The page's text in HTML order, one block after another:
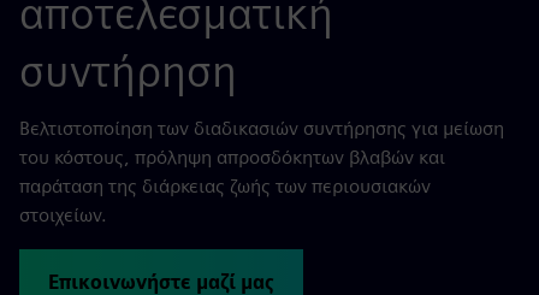
αποτελεσματική
συντήρηση
Βελτιστοποίηση των διαδικασιών συντήρησης για μείωση
του κόστους, πρόληψη απροσδόκητων βλαβών και
παράταση της διάρκειας ζωής των περιουσιακών
στοιχείων.
Επικοινωνήστε μαζί μας